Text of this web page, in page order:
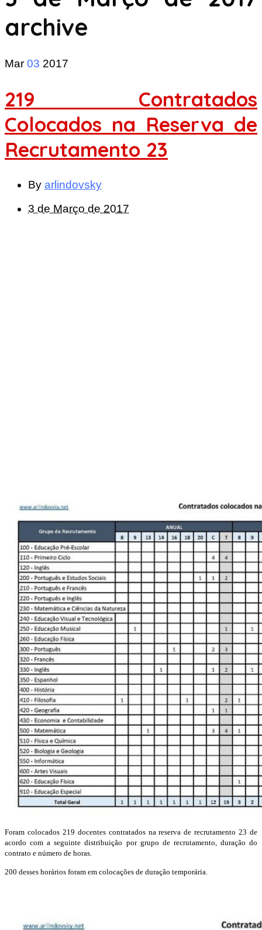
archive
Mar 03 2017
219 Contratados
Colocados na Reserva de
Recrutamento 23
By arlindovsky
3 de Março de 2017
Foram colocados 219 docentes contratados na reserva de recrutamento 23 de
acordo com a seguinte distribuição por grupo de recrutamento, duração do
contrato e número de horas.
200 desses horários foram em colocações de duração temporária.